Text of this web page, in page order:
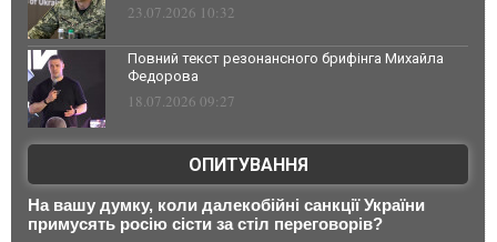
23.07.2026 10:32
Повний текст резонансного брифінга Михайла
Федорова
18.07.2026 09:27
ОПИТУВАННЯ
На вашу думку, коли далекобійні санкції України
примусять росію сісти за стіл переговорів?